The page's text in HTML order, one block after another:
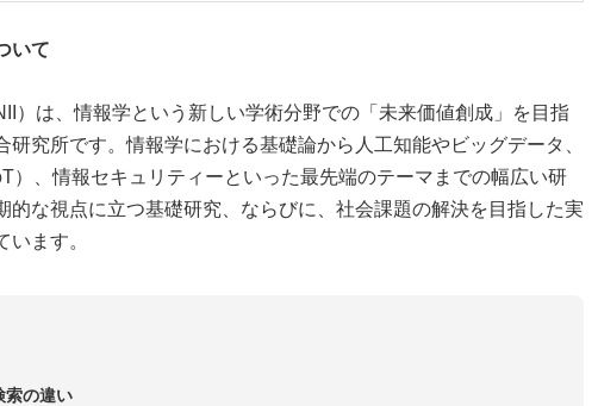
いて
）は、情報学という新しい学術分野での「未来価値創成」を目指
研究所です。情報学における基礎論から人工知能やビッグデータ、
）、情報セキュリティーといった最先端のテーマまでの幅広い研
的な視点に立つ基礎研究、ならびに、社会課題の解決を目指した実
います。
索の違い